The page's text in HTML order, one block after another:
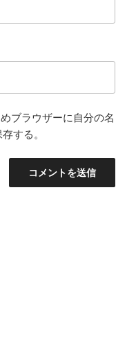
ブラウザーに自分の名
する。